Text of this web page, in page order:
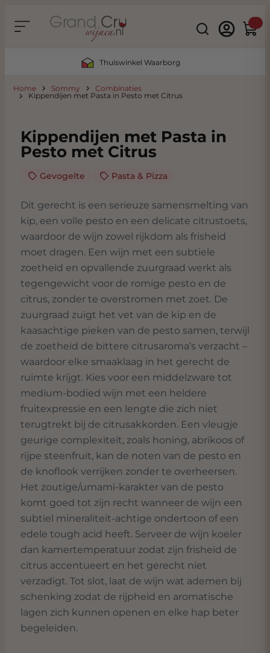
Search
Thuiswinkel Waarborg
Home Sommy
Combinaties
Kippendijen met Pasta in Pesto met Citrus
Kippendijen met Pasta in
Pesto met Citrus
Gevogelte Pasta & Pizza
Dit gerecht is een serieuze samensmelting van
kip, een volle pesto en een delicate citrustoets,
waardoor de wijn zowel rijkdom als frisheid
moet dragen. Een wijn met een subtiele
zoetheid en opvallende zuurgraad werkt als
tegengewicht voor de romige pesto en de
citrus, zonder te overstromen met zoet. De
zuurgraad zuigt het vet van de kip en de
kaasachtige pieken van de pesto samen, terwijl
de zoetheid de bittere citrusaroma’s verzacht –
waardoor elke smaaklaag in het gerecht de
ruimte krijgt. Kies voor een middelzware tot
medium-bodied wijn met een heldere
fruitexpressie en een lengte die zich niet
terugtrekt bij de citrusakkorden. Een vleugje
geurige complexiteit, zoals honing, abrikoos of
rijpe steenfruit, kan de noten van de pesto en
de knoflook verrijken zonder te overheersen.
Het zoutige/umami-karakter van de pesto
komt goed tot zijn recht wanneer de wijn een
subtiel mineraliteit-achtige ondertoon of een
edele tough acid heeft. Serveer de wijn koeler
dan kamertemperatuur zodat zijn frisheid de
citrus accentueert en het gerecht niet
verzadigt. Tot slot, laat de wijn wat ademen bij
schenking zodat de rijpheid en aromatische
lagen zich kunnen openen en elke hap beter
begeleiden.